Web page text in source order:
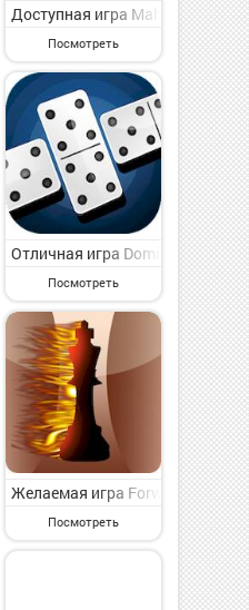
Triple Tile Master на
Доступная игра Mahjong:
Посмотреть
АСМР! на Андроид -
Отличная игра Dominos Game
Посмотреть
Go Lite на Андроид -
Желаемая игра Forward Chess -
Посмотреть